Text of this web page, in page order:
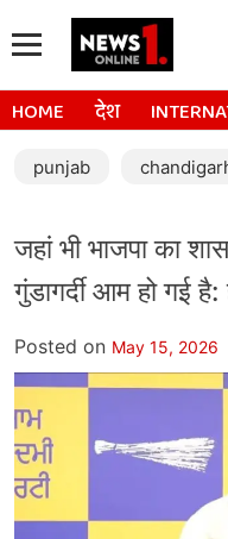
HOME देश
punjab
जहां भी भाजपा का
गुंडागर्दी आम हो गई है:
Posted on May 15, 2026